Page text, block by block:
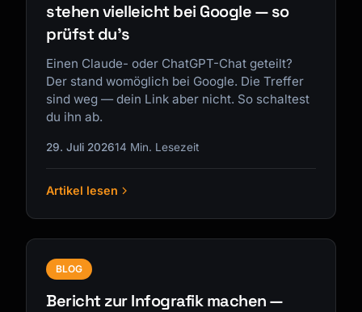
stehen vielleicht bei Google — so
prüfst du's
Einen Claude- oder ChatGPT-Chat geteilt?
Der stand womöglich bei Google. Die Treffer
sind weg — dein Link aber nicht. So schaltest
du ihn ab.
29. Juli 202614 Min. Lesezeit
Artikel lesen
BLOG
Bericht zur Infografik machen —